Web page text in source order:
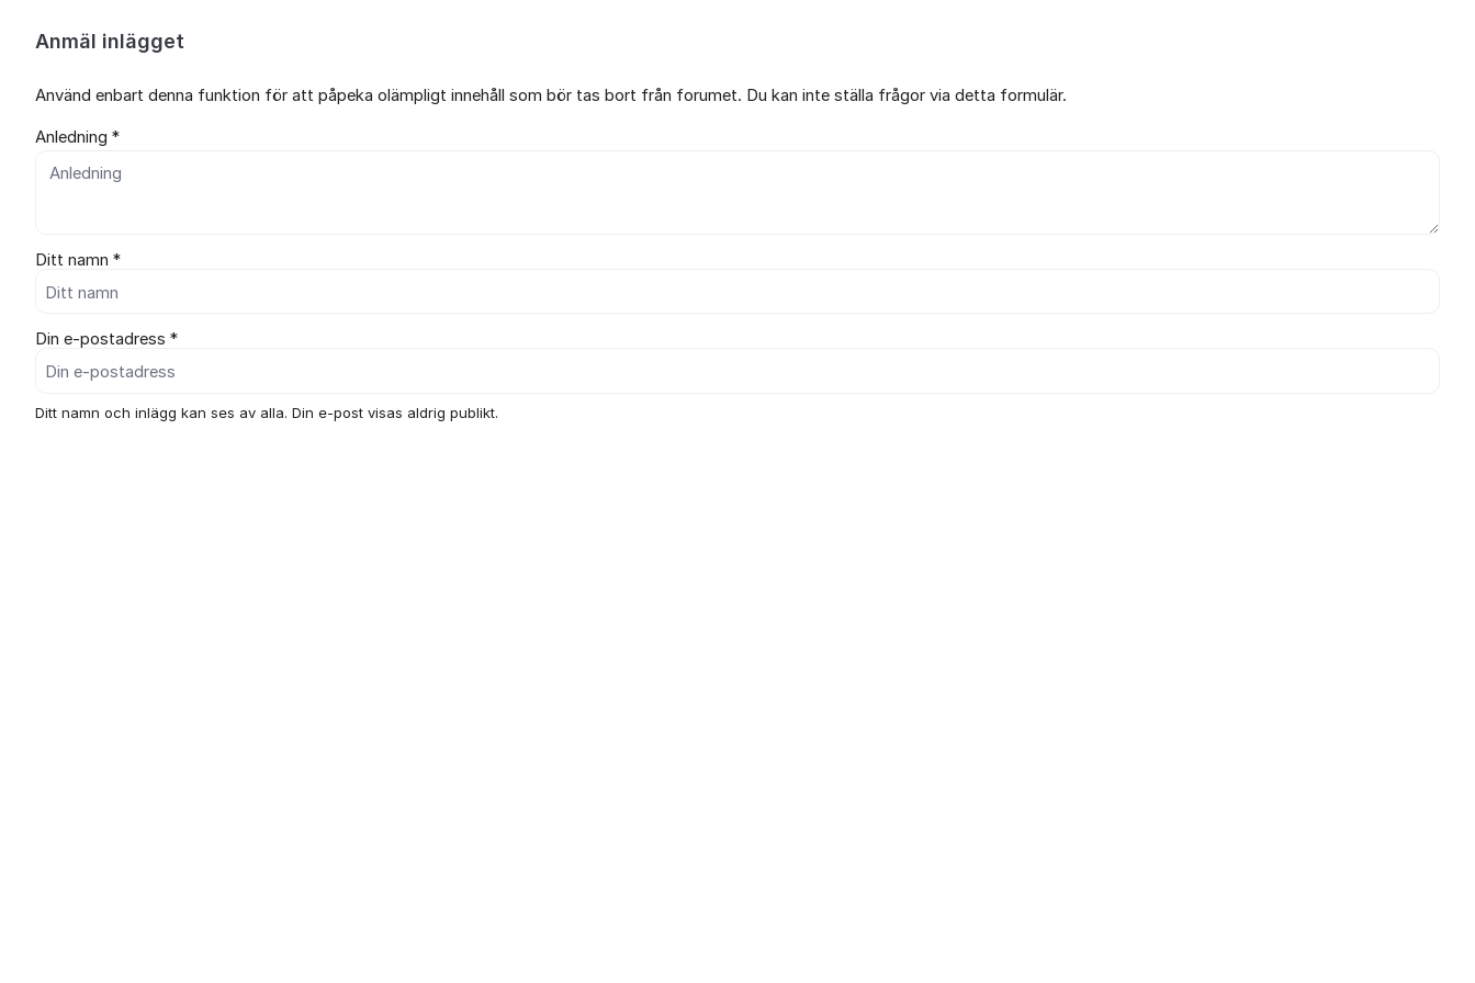
Anmäl inlägget
Använd enbart denna funktion för att påpeka olämpligt innehåll som bör tas bort från forumet. Du kan inte ställa frågor via detta formulär.
Anledning *
Ditt namn *
Din e-postadress *
Ditt namn och inlägg kan ses av alla. Din e-post visas aldrig publikt.